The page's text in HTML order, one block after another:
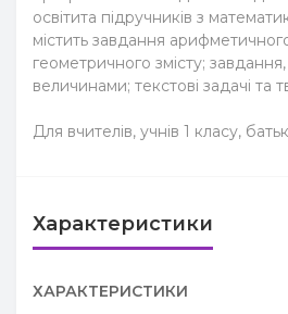
освітита підручників з
містить завдання
геометричного змісту; завдання,
величинами; текстові задачі та
Для вчителів, учнів 1 класу,
Характеристики
ХАРАКТЕРИСТИКИ